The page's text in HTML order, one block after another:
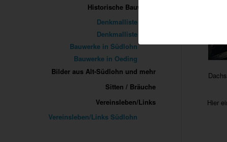
Hier
Historische Bauwerke
Denkmalliste
Denkmalliste
Bauwerke in Südlohn
Bauwerke in Oeding
Bilder aus Alt-Südlohn und mehr
Sitten / Bräuche
Vereinsleben/Links
Vereinsleben/Links Südlohn